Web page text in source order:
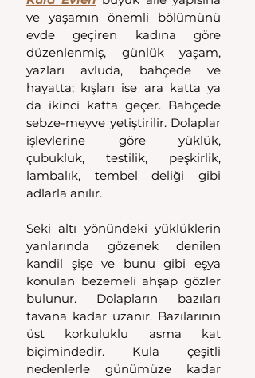
ve yaşamın önemli bölümünü
evde geçiren kadına göre
düzenlenmiş, günlük yaşam,
yazları avluda, bahçede ve
hayatta; kışları ise ara katta ya
da ikinci katta geçer. Bahçede
sebze-meyve yetiştirilir. Dolaplar
işlevlerine göre yüklük,
çubukluk, testilik, peşkirlik,
lambalık, tembel deliği gibi
adlarla anılır.
Seki altı yönündeki yüklüklerin
yanlarında gözenek denilen
kandil şişe ve bunu gibi eşya
konulan bezemeli ahşap gözler
bulunur. Dolapların bazıları
tavana kadar uzanır. Bazılarının
üst korkuluklu asma kat
biçimindedir. Kula çeşitli
nedenlerle günümüze kadar